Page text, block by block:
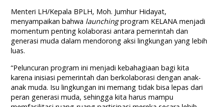
Menteri LH/Kepala BPLH, Moh. Jumhur Hidayat,
menyampaikan bahwa launchingprogram KELANA menjadi
momentum penting kolaborasi antara pemerintah dan
generasi muda dalam mendorong aksi lingkungan yang lebih
luas.
“Peluncuran program ini menjadi kebahagiaan bagi kita
karena inisiasi pemerintah dan berkolaborasi dengan anak-
anak muda. Isu lingkungan ini memang tidak bisa lepas dari
peran generasi muda, sehingga kita harus mampu